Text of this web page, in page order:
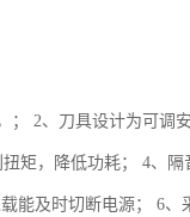
2、刀具设计为可调
矩，降低功耗； 4、隔
能及时切断电源； 6